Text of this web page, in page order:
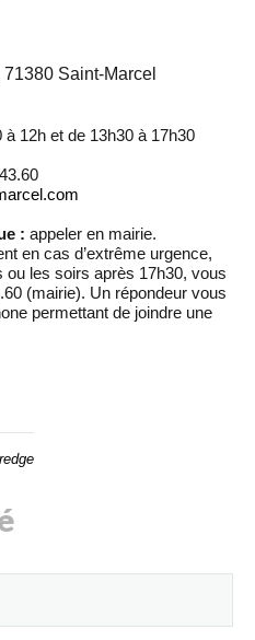
Saint-Marcel
12h et de 13h30 à 17h30
: appeler en mairie.
en cas d’extrême urgence,
les soirs après 17h30, vous
(mairie). Un répondeur vous
permettant de joindre une